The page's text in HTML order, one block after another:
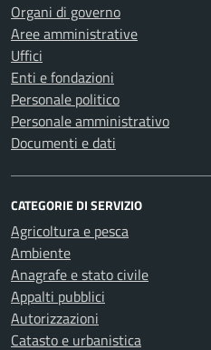
Organi di governo
Aree amministrative
Uffici
Enti e fondazioni
Personale politico
Personale amministrativo
Documenti e dati
CATEGORIE DI SERVIZIO
Agricoltura e pesca
Ambiente
Anagrafe e stato civile
Appalti pubblici
Autorizzazioni
Catasto e urbanistica